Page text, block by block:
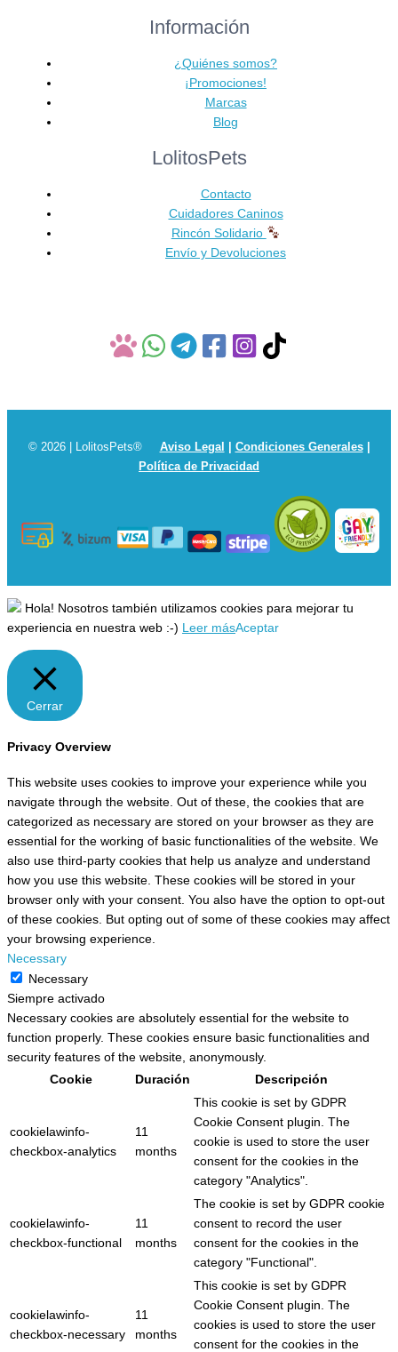
tiene
variantes.
Las
opciones
se
elegir
la
página
de
producto
Información
¿Quiénes somos?
¡Promociones!
Marcas
Blog
LolitosPets
Contacto
Cuidadores Caninos
Rincón Solidario
Envío y Devoluciones
© 2026 | LolitosPets® Aviso Legal Condiciones Generales|
Política de Privacidad
Hola! Nosotros también utilizamos cookies para mejorar tu
experiencia en nuestra web :-)
Leer másAceptar
Cerrar
Privacy Overview
This website uses cookies to improve your experience while you
navigate through the website. Out of these, the cookies that are
categorized as necessary are stored on your browser as they are
essential for the working of basic functionalities of the website. We
also use third-party cookies that help us analyze and understand
how you use this website. These cookies will be stored in your
browser only with your consent. You also have the option to opt-out
of these cookies. But opting out of some of these cookies may affect
your browsing experience.
Necessary
Necessary
Siempre activado
Necessary cookies are absolutely essential for the website to
function properly. These cookies ensure basic functionalities and
security features of the website, anonymously.
Cookie
Duración Descripción
cookielawinfo-
checkbox-analytics
11
months
This cookie is set by GDPR
Cookie Consent plugin. The
cookie is used to store the user
consent for the cookies in the
category "Analytics".
cookielawinfo-
checkbox-functional
11
months
The cookie is set by GDPR cookie
consent to record the user
consent for the cookies in the
category "Functional".
cookielawinfo-
checkbox-necessary
11
months
This cookie is set by GDPR
Cookie Consent plugin. The
cookies is used to store the user
consent for the cookies in the